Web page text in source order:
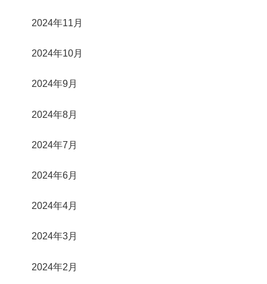
2024年11月
2024年10月
2024年9月
2024年8月
2024年7月
2024年6月
2024年4月
2024年3月
2024年2月